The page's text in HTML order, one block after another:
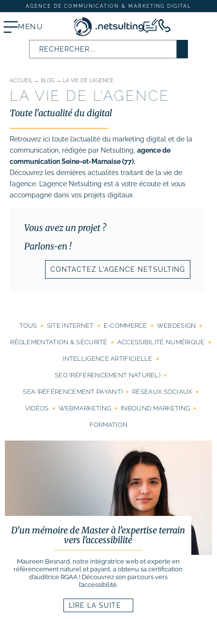
AGENCE DE COMMUNICATION & MARKETING DIGITAL
Stratégie digitale
# Audit SEO & marketing digital
Création et refonte de site internet
# Création de site vitrine
# Création de site e-commerce
# Dépannage & maintenance de sites
# Rédaction de contenus
Acquisition & fidélisation
# Community management (SMO)
# Publicité réseaux sociaux (SMA)
# Emailing
# Formation SEO (référencement naturel)
# Formation SEA (Google Ads)
# Formation SMO (community management)
sociaux)
MENU
ACCUEIL→ BLOG → LA VIE DE L'AGENCE
LA VIE DE L’AGENCE
Toute l'actualité du digital
Retrouvez ici toute l’actualité du marketing digital et de la
communication, rédigée par Netsulting, agence de
communication Seine-et-Marnaise (77).
Découvrez les dernières actualités traitant de la vie de
l’agence. L’agence Netsulting est à votre écoute et vous
accompagne dans vos projets digitaux.
Vous avez un projet ?
Parlons-en !
CONTACTEZ L'AGENCE NETSULTING
TOUS SITE INTERNET E-COMMERCE WEBDESIGN
RÉGLEMENTATION & SÉCURITÉ ACCESSIBILITÉ NUMÉRIQUE
INTELLIGENCE ARTIFICIELLE
SEO (RÉFÉRENCEMENT NATUREL)
SEA (RÉFÉRENCEMENT PAYANT) RÉSEAUX SOCIAUX
VIDÉOS WEBMARKETING INBOUND MARKETING
FORMATION
D’un mémoire de Master à l’expertise terrain
vers l’accessibilité
Maureen Besnard, notre intégratrice web et experte en
référencement naturel et payant, a obtenu sa certification
d’auditrice RGAA ! Découvrez son parcours vers
l’accessibilité.
LIRE LA SUITE